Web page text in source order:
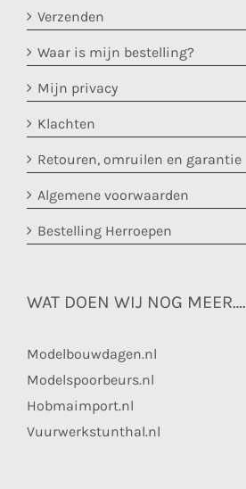
Verzenden
Waar is mijn bestelling?
Mijn privacy
Klachten
Retouren, omruilen en garantie
Algemene voorwaarden
Bestelling Herroepen
WAT DOEN WIJ NOG MEER….
Modelbouwdagen.nl
Modelspoorbeurs.nl
Hobmaimport.nl
Vuurwerkstunthal.nl